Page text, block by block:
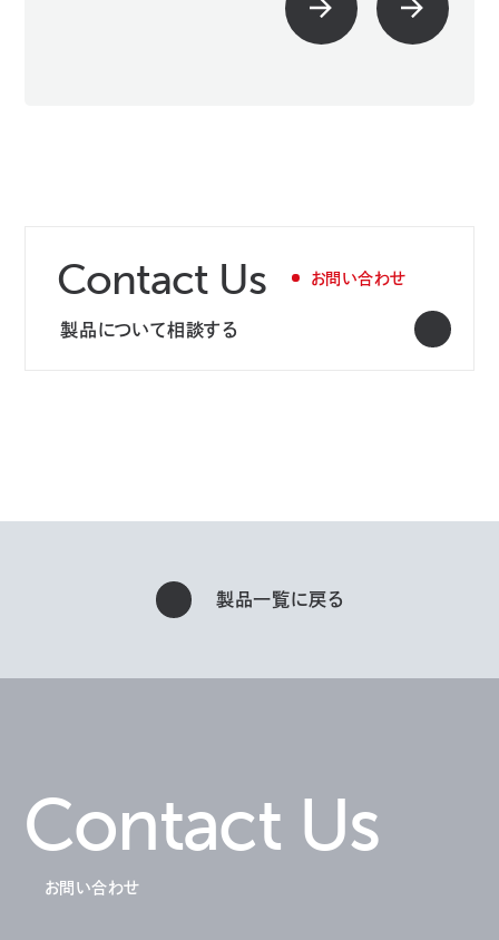
Contact Us お問い合わせ
製品について相談する
製品一覧に戻る
Contact Us
お問い合わせ